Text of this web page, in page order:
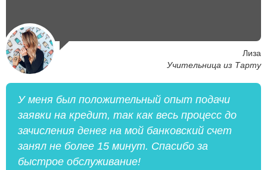
Лиза
Учительница из Тарту
У меня был положительный опыт подачи
заявки на кредит, так как весь процесс до
зачисления денег на мой банковский счет
занял не более 15 минут. Спасибо за
быстрое обслуживание!